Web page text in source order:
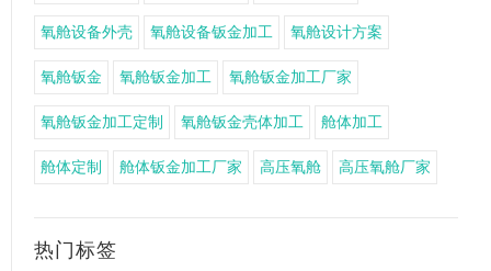
氧舱设备外壳 氧舱设备钣金加工 氧舱设计方案
氧舱钣金 氧舱钣金加工 氧舱钣金加工厂家
氧舱钣金加工定制 氧舱钣金壳体加工 舱体加工
舱体定制 舱体钣金加工厂家 高压氧舱 高压氧舱厂家
热门标签